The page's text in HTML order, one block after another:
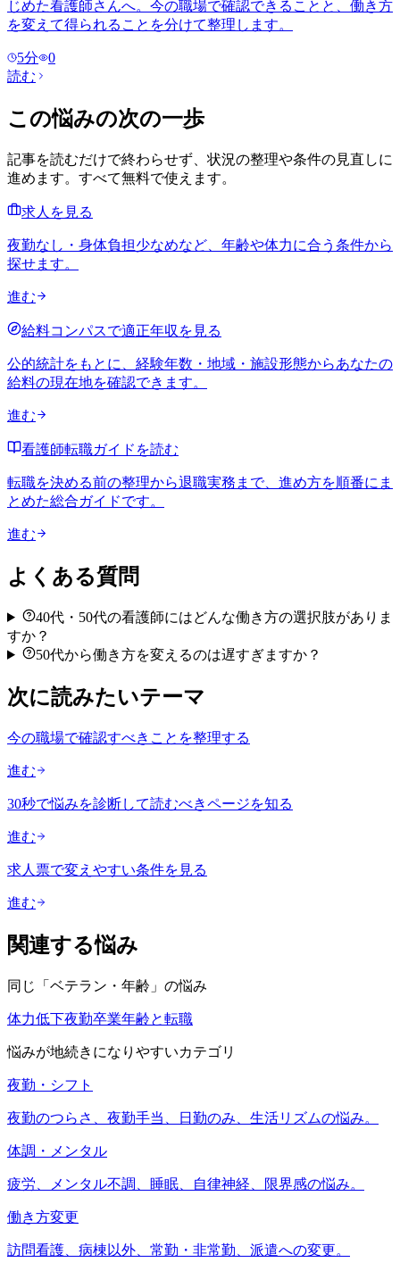
じめた看護師さんへ。今の職場で確認できることと、働き方
を変えて得られることを分けて整理します。
5分
0
読む
この悩みの次の一歩
記事を読むだけで終わらせず、状況の整理や条件の見直しに
進めます。すべて無料で使えます。
求人を見る
夜勤なし・身体負担少なめなど、年齢や体力に合う条件から
探せます。
進む
給料コンパスで適正年収を見る
公的統計をもとに、経験年数・地域・施設形態からあなたの
給料の現在地を確認できます。
進む
看護師転職ガイドを読む
転職を決める前の整理から退職実務まで、進め方を順番にま
とめた総合ガイドです。
進む
よくある質問
40代・50代の看護師にはどんな働き方の選択肢がありま
すか？
50代から働き方を変えるのは遅すぎますか？
次に読みたいテーマ
今の職場で確認すべきことを整理する
進む
30秒で悩みを診断して読むべきページを知る
進む
求人票で変えやすい条件を見る
進む
関連する悩み
同じ「 ベテラン・年齢 」の悩み
体力低下夜勤卒業年齢と転職
悩みが地続きになりやすいカテゴリ
夜勤・シフト
夜勤のつらさ、夜勤手当、日勤のみ、生活リズムの悩み。
体調・メンタル
疲労、メンタル不調、睡眠、自律神経、限界感の悩み。
働き方変更
訪問看護、病棟以外、常勤・非常勤、派遣への変更。